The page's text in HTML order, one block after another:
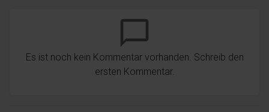
chat_bubble_outline
Es ist noch kein Kommentar vorhanden. Schreib den
ersten Kommentar.